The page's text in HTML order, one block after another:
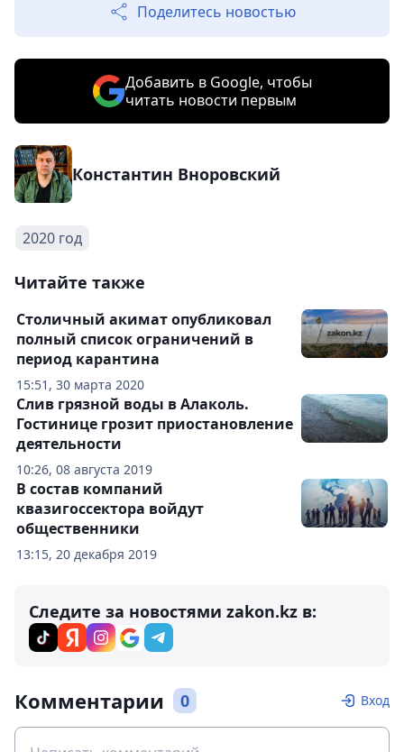
Поделитесь новостью
Добавить в Google, чтобы
читать новости первым
Константин Вноровский
2020 год
Читайте также
15:51, 30 марта 2020
Столичный акимат опубликовал
полный список ограничений в
период карантина
10:26, 08 августа 2019
Слив грязной воды в Алаколь.
Гостинице грозит приостановление
деятельности
13:15, 20 декабря 2019
В состав компаний
квазигоссектора войдут
общественники
Следите за новостями zakon.kz в:
Комментарии 0 Вход